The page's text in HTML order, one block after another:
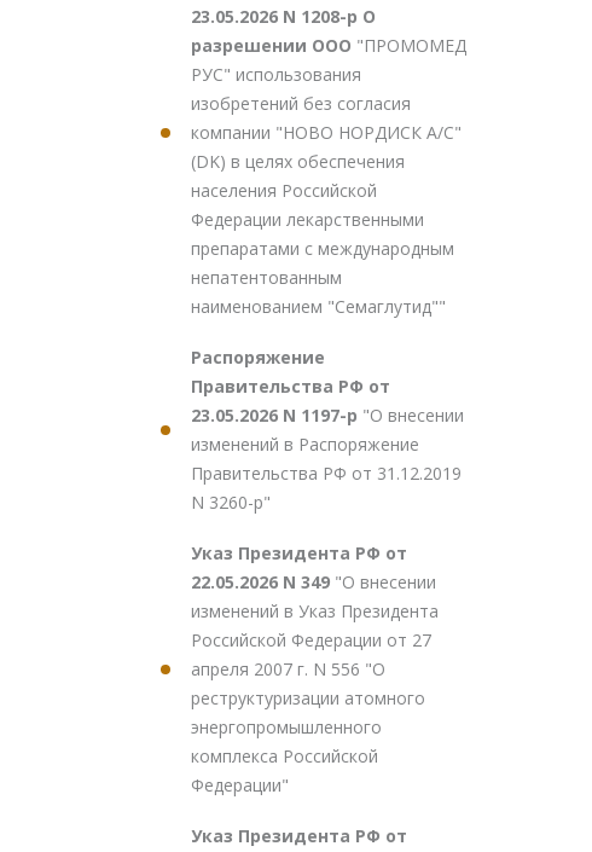
23.05.2026 N 1208-р О
разрешении ООО "ПРОМОМЕД
РУС" использования
изобретений без согласия
компании "НОВО НОРДИСК А/С"
(DK) в целях обеспечения
населения Российской
Федерации лекарственными
препаратами с международным
непатентованным
наименованием "Семаглутид""
Распоряжение
Правительства РФ от
23.05.2026 N 1197-р "О внесении
изменений в Распоряжение
Правительства РФ от 31.12.2019
N 3260-р"
Указ Президента РФ от
22.05.2026 N 349 "О внесении
изменений в Указ Президента
Российской Федерации от 27
апреля 2007 г. N 556 "О
реструктуризации атомного
энергопромышленного
комплекса Российской
Федерации"
Указ Президента РФ от